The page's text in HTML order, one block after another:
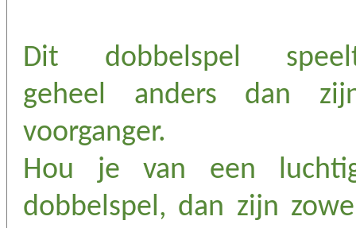
Dit dobbelspel
geheel anders dan
voorganger.
Hou je van een
dobbelspel, dan zijn